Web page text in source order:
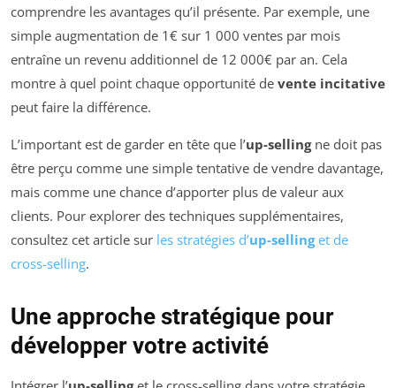
comprendre les avantages qu’il présente. Par exemple, une
simple augmentation de 1€ sur 1 000 ventes par mois
entraîne un revenu additionnel de 12 000€ par an. Cela
montre à quel point chaque opportunité de vente incitative
peut faire la différence.
L’important est de garder en tête que l’up-sellingne doit pas
être perçu comme une simple tentative de vendre davantage,
mais comme une chance d’apporter plus de valeur aux
clients. Pour explorer des techniques supplémentaires,
consultez cet article sur les stratégies d’up-sellinget de
cross-selling.
Une approche stratégique pour
développer votre activité